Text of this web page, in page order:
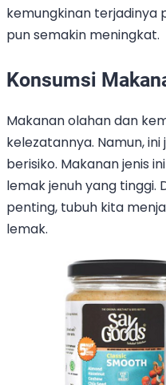
kemungkinan terjadinya
pun semakin meningkat.
Konsumsi
Makanan olahan dan
kelezatannya. Namun,
berisiko. Makanan jenis
lemak jenuh yang
penting, tubuh kita
lemak.